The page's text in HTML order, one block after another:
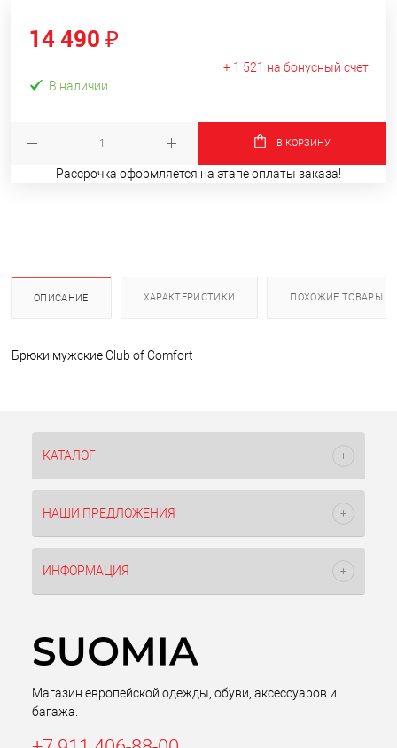
14 490 ₽
+ 1 521 на бонусный счет
В наличии
В КОРЗИНУ
Рассрочка оформляется на этапе оплаты заказа!
ОПИСАНИЕ ХАРАКТЕРИСТИКИ ПОХОЖИЕ ТОВАРЫ
Брюки мужские Club of Comfort
КАТАЛОГ
НАШИ ПРЕДЛОЖЕНИЯ
ИНФОРМАЦИЯ
Магазин европейской одежды, обуви, аксессуаров и
багажа.